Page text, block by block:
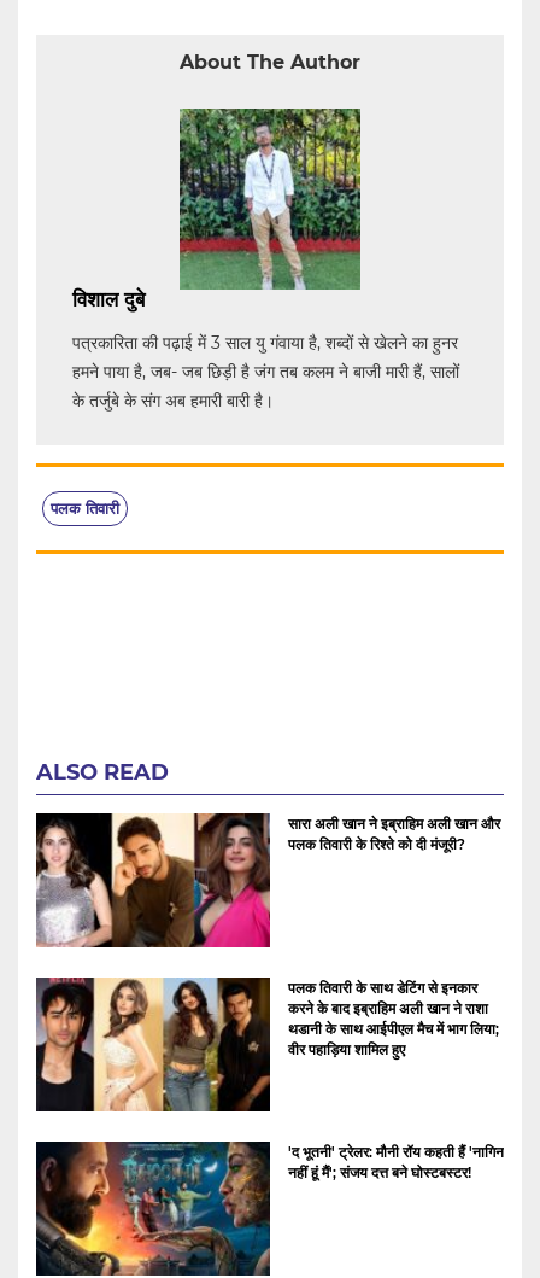
About The Author
विशाल दुबे
पत्रकारिता की पढ़ाई में 3 साल यु गंवाया है, शब्दों से खेलने का हुनर
हमने पाया है, जब- जब छिड़ी है जंग तब कलम ने बाजी मारी हैं, सालों
के तर्जुबे के संग अब हमारी बारी है।
पलक तिवारी
ALSO READ
सारा अली खान ने इब्राहिम अली खान और
पलक तिवारी के रिश्ते को दी मंजूरी?
पलक तिवारी के साथ डेटिंग से इनकार
करने के बाद इब्राहिम अली खान ने राशा
थडानी के साथ आईपीएल मैच में भाग लिया;
वीर पहाड़िया शामिल हुए
'द भूतनी' ट्रेलर: मौनी रॉय कहती हैं 'नागिन
नहीं हूं मैं'; संजय दत्त बने घोस्टबस्टर!